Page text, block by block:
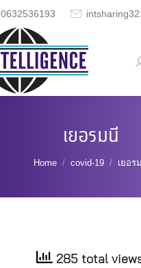
0632536193
เยอรมนี
You are here:
Home covid-19 เยอร
285 total